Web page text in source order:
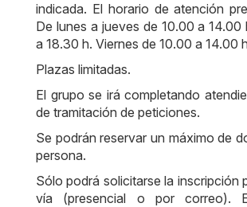
indicada. El horario de atención
De lunes a jueves de 10.00 a 14.00
a 18.30 h. Viernes de 10.00 a 14.00
Plazas limitadas.
El grupo se irá completando
de tramitación de peticiones.
Se podrán reservar un máximo de
persona.
Sólo podrá solicitarse la inscripción
vía (presencial o por correo).